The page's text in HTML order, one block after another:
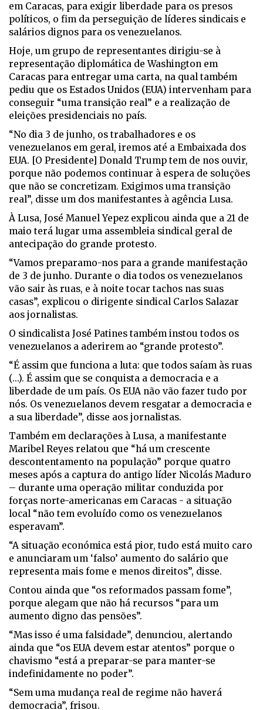
em Caracas, para exigir liberdade para os presos
políticos, o fim da perseguição de líderes sindicais e
salários dignos para os venezuelanos.
Hoje, um grupo de representantes dirigiu-se à
representação diplomática de Washington em
Caracas para entregar uma carta, na qual também
pediu que os Estados Unidos (EUA) intervenham para
conseguir “uma transição real” e a realização de
eleições presidenciais no país.
“No dia 3 de junho, os trabalhadores e os
venezuelanos em geral, iremos até a Embaixada dos
EUA. [O Presidente] Donald Trump tem de nos ouvir,
porque não podemos continuar à espera de soluções
que não se concretizam. Exigimos uma transição
real”, disse um dos manifestantes à agência Lusa.
À Lusa, José Manuel Yepez explicou ainda que a 21 de
maio terá lugar uma assembleia sindical geral de
antecipação do grande protesto.
“Vamos preparamo-nos para a grande manifestação
de 3 de junho. Durante o dia todos os venezuelanos
vão sair às ruas, e à noite tocar tachos nas suas
casas”, explicou o dirigente sindical Carlos Salazar
aos jornalistas.
O sindicalista José Patines também instou todos os
venezuelanos a aderirem ao “grande protesto”.
“É assim que funciona a luta: que todos saíam às ruas
(...). É assim que se conquista a democracia e a
liberdade de um país. Os EUA não vão fazer tudo por
nós. Os venezuelanos devem resgatar a democracia e
a sua liberdade”, disse aos jornalistas.
Também em declarações à Lusa, a manifestante
Maribel Reyes relatou que “há um crescente
descontentamento na população” porque quatro
meses após a captura do antigo líder Nicolás Maduro
– durante uma operação militar conduzida por
forças norte-americanas em Caracas - a situação
local “não tem evoluído como os venezuelanos
esperavam”.
“A situação económica está pior, tudo está muito caro
e anunciaram um ‘falso’ aumento do salário que
representa mais fome e menos direitos”, disse.
Contou ainda que “os reformados passam fome”,
porque alegam que não há recursos “para um
aumento digno das pensões”.
“Mas isso é uma falsidade”, denunciou, alertando
ainda que “os EUA devem estar atentos” porque o
chavismo “está a preparar-se para manter-se
indefinidamente no poder”.
“Sem uma mudança real de regime não haverá
democracia”, frisou.